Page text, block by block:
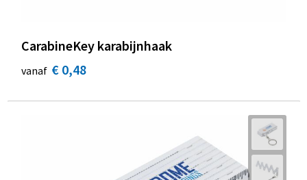
CarabineKey karabijnhaak
vanaf € 0,48